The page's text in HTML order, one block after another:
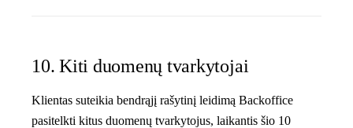
10. Kiti duomenų tvarkytojai
Klientas suteikia bendrąjį rašytinį leidimą Backoffice
pasitelkti kitus duomenų tvarkytojus, laikantis šio 10